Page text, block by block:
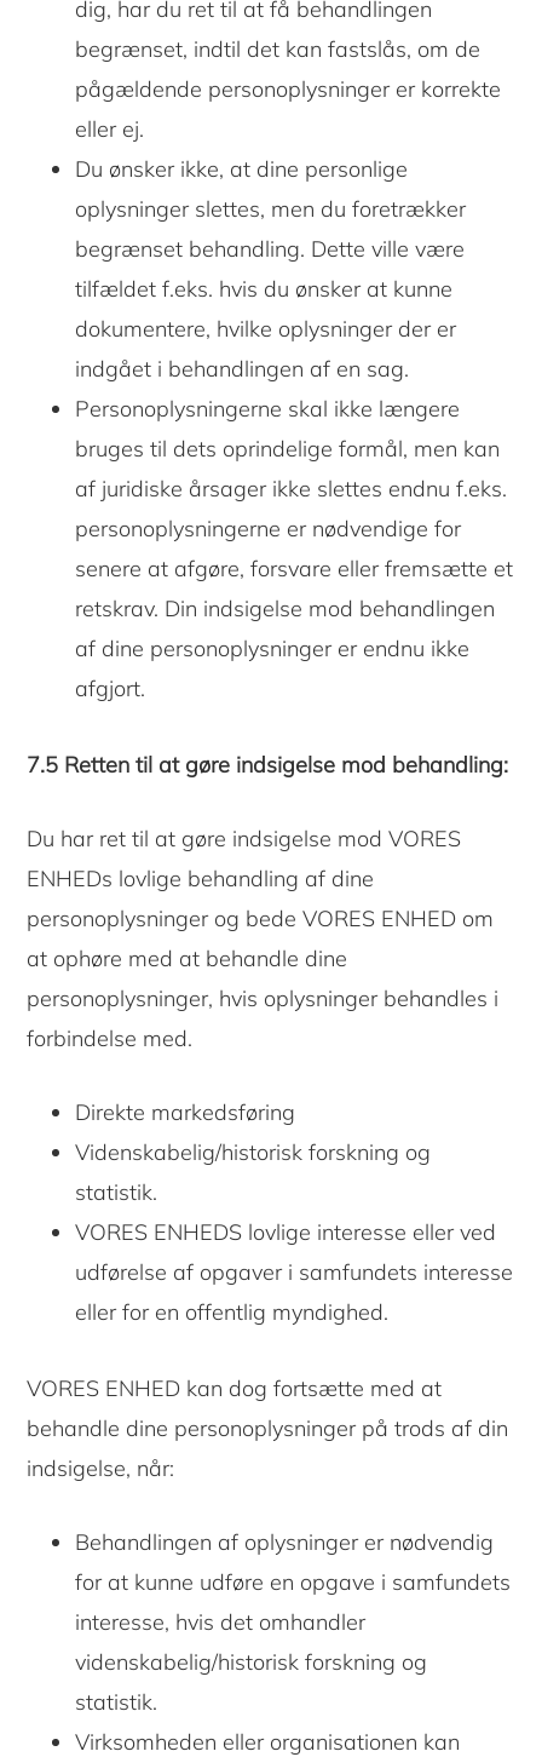
dig, har du ret til at få behandlingen
begrænset, indtil det kan fastslås, om de
pågældende personoplysninger er korrekte
eller ej.
Du ønsker ikke, at dine personlige
oplysninger slettes, men du foretrækker
begrænset behandling. Dette ville være
tilfældet f.eks. hvis du ønsker at kunne
dokumentere, hvilke oplysninger der er
indgået i behandlingen af ​​en sag.
Personoplysningerne skal ikke længere
bruges til dets oprindelige formål, men kan
af juridiske årsager ikke slettes endnu f.eks.
personoplysningerne er nødvendige for
senere at afgøre, forsvare eller fremsætte et
retskrav. Din indsigelse mod behandlingen
af ​​dine personoplysninger er endnu ikke
afgjort.
7.5 Retten til at gøre indsigelse mod behandling:
Du har ret til at gøre indsigelse mod VORES
ENHEDs lovlige behandling af dine
personoplysninger og bede VORES ENHED om
at ophøre med at behandle dine
personoplysninger, hvis oplysninger behandles i
forbindelse med.
Direkte markedsføring
Videnskabelig/historisk forskning og
statistik.
VORES ENHEDS lovlige interesse eller ved
udførelse af opgaver i samfundets interesse
eller for en offentlig myndighed.
VORES ENHED kan dog fortsætte med at
behandle dine personoplysninger på trods af din
indsigelse, når:
Behandlingen af oplysninger er nødvendig
for at kunne udføre en opgave i samfundets
interesse, hvis det omhandler
videnskabelig/historisk forskning og
statistik.
Virksomheden eller organisationen kan